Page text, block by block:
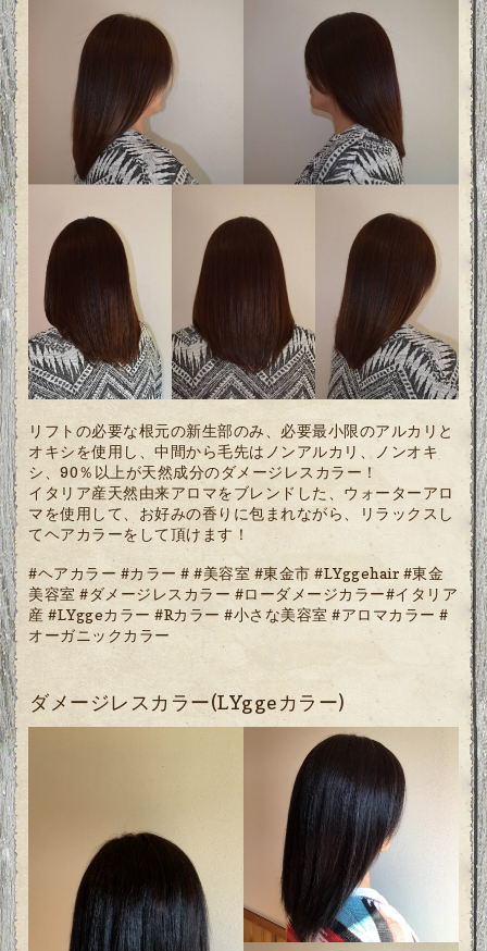
リフトの必要な根元の新生部のみ、必要最小限のアルカリと
オキシを使用し、中間から毛先はノンアルカリ、ノンオキ
シ、90％以上が天然成分のダメージレスカラー！
イタリア産天然由来アロマをブレンドした、ウォーターアロ
マを使用して、お好みの香りに包まれながら、リラックスし
てヘアカラーをして頂けます！
#ヘアカラー #カラー # #美容室 #東金市 #LYggehair #東金
美容室 #ダメージレスカラー #ローダメージカラー#イタリア
産 #LYggeカラー #Rカラー #小さな美容室 #アロマカラー #
オーガニックカラー
ダメージレスカラー(LYggeカラー)